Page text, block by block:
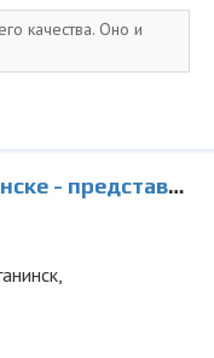
качества. Оно и
Утилизирующая Компания